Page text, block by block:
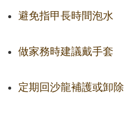
避免指甲長時間泡水
做家務時建議戴手套
定期回沙龍補護或卸除